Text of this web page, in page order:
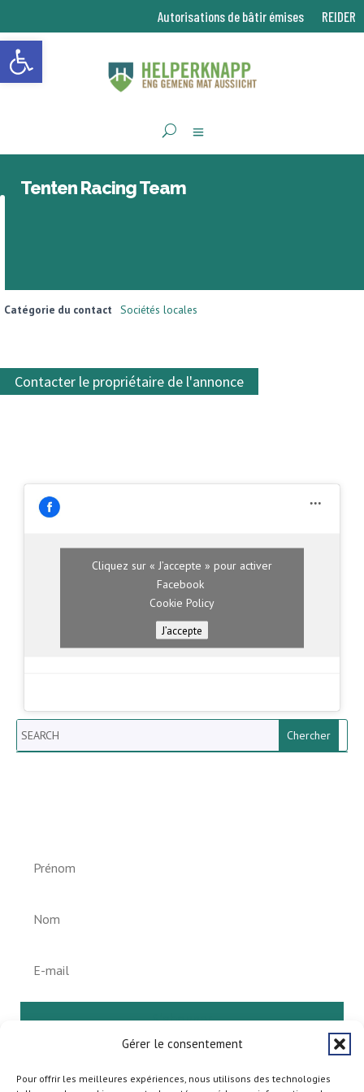
Ouvrir la barre d’outils
Gérer le consentement
Pour offrir les meilleures expériences, nous utilisons des technologies
Autorisations de bâtir émises REIDER
Tenten Racing Team
Catégorie du contact Sociétés locales
Contacter le propriétaire de l'annonce
Cliquez sur « J’accepte » pour activer
Facebook
Cookie Policy
J’accepte
Search
S'abonner